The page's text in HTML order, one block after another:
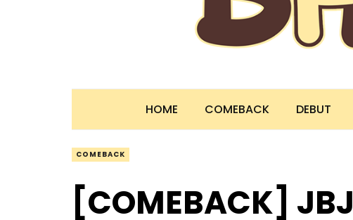
HOME COMEBACK DEBUT
COMEBACK
[COMEBACK]